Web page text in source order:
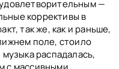
—
коррективы в
так же, как и раньше,
поле, стоило
распадалась,